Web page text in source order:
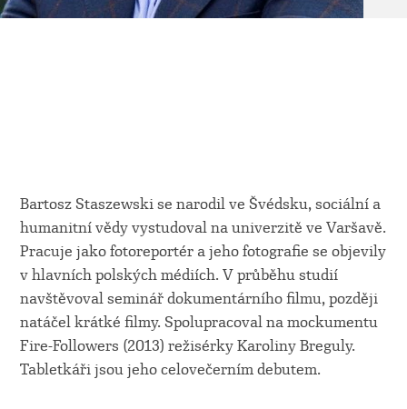
Bartosz Staszewski se narodil ve Švédsku, sociální a
humanitní vědy vystudoval na univerzitě ve Varšavě.
Pracuje jako fotoreportér a jeho fotografie se objevily
v hlavních polských médiích. V průběhu studií
navštěvoval seminář dokumentárního filmu, později
natáčel krátké filmy. Spolupracoval na mockumentu
Fire-Followers (2013) režisérky Karoliny Breguly.
Tabletkáři jsou jeho celovečerním debutem.